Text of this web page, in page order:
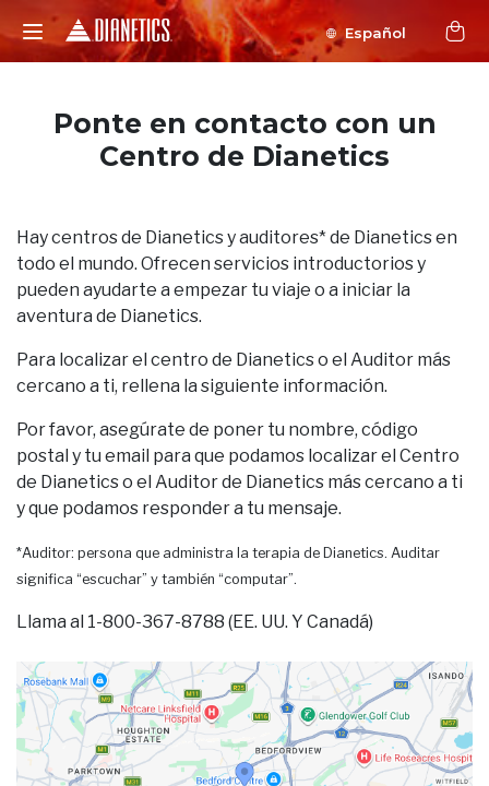
Español
Ponte en contacto con un
Centro de Dianetics
Hay centros de Dianetics y auditores* de Dianetics en
todo el mundo. Ofrecen servicios introductorios y
pueden ayudarte a empezar tu viaje o a iniciar la
aventura de Dianetics.
Para localizar el centro de Dianetics o el Auditor más
cercano a ti, rellena la siguiente información.
Por favor, asegúrate de poner tu nombre, código
postal y tu email para que podamos localizar el Centro
de Dianetics o el Auditor de Dianetics más cercano a ti
y que podamos responder a tu mensaje.
*Auditor: persona que administra la terapia de Dianetics. Auditar
significa “escuchar” y también “computar”.
Llama al 1-800-367-8788 (EE. UU. Y Canadá)